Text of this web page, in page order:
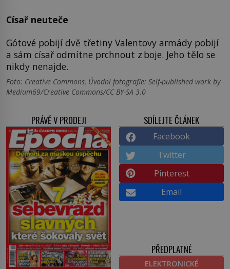
Císař neuteče
Gótové pobijí dvě třetiny Valentovy armády pobijí
a sám císař odmítne prchnout z boje. Jeho tělo se
nikdy nenajde.
Foto: Creative Commons, Úvodní fotografie: Self-published work by
Medium69/Creative Commons/CC BY-SA 3.0
PRÁVĚ V PRODEJI SDÍLEJTE ČLÁNEK
Facebook
Twitter
Pinterest
Email
PŘEDPLATNÉ
ELEKTRONICKÉ